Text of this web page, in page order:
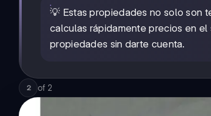
💡 Estas propiedades no solo son
calculas rápidamente precios en
propiedades sin darte cuenta.
2 of 2